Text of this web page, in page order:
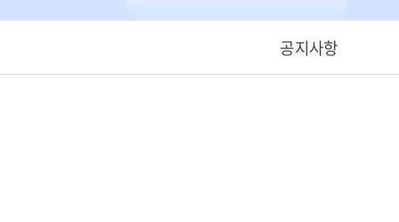
공지사항